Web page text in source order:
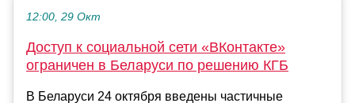
12:00, 29 Окт
Доступ к социальной сети «ВКонтакте»
ограничен в Беларуси по решению КГБ
В Беларуси 24 октября введены частичные